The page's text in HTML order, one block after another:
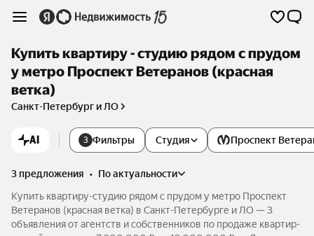
Купить квартиру - студию рядом с прудом
у метро Проспект Ветеранов (красная
ветка)
Санкт-Петербург и ЛО
AI 3 Фильтры Студия Проспект
3 предложения •
по актуальности
Купить квартиру-студию рядом с прудом у метро Проспект
Ветеранов (красная ветка) в Санкт-Петербурге и ЛО — 3
объявления от агентств и собственников по продаже квартир-